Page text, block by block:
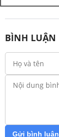
BÌNH LUẬN
Gửi bình luận